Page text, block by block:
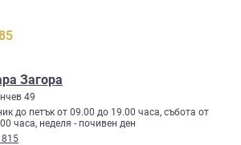
Загора
49
до петък от 09.00 до 19.00 часа, събота от
часа, неделя - почивен ден